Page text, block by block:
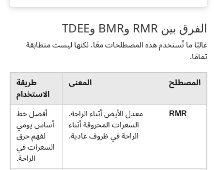
الفرق بين RMR وBMR وTDEE
غالبًا ما تُستخدم هذه المصطلحات معًا، لكنها ليست متطابقة
تمامًا.
المصطلح
المعنى طريقة
الاستخدام
RMR
معدل الأيض أثناء الراحة.
السعرات المحروقة أثناء
الراحة في ظروف عادية.
أفضل خط
أساس يومي
لفهم حرق
السعرات في
الراحة.